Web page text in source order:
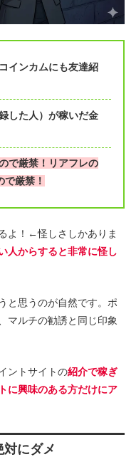
インカムにも友達紹
した人）が稼いだ金
で厳禁！リアフレの
厳禁！
よ！←怪しさしかありま
人からすると非常に怪し
と思うのが自然です。ポ
マルチの勧誘と同じ印象
ントサイトの紹介で稼ぎ
に興味のある方だけにア
にダメ